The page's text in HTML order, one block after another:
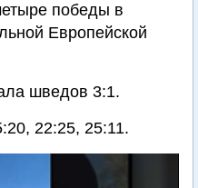
победы в
Европейской
шведов 3:1.
22:25, 25:11.